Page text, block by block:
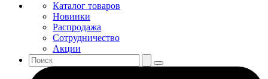
Каталог товаров
Новинки
Распродажа
Сотрудничество
Акции